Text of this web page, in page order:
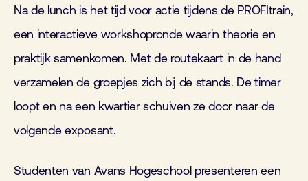
Na de lunch is het tijd voor actie tijdens de PROFItrain,
een interactieve workshopronde waarin theorie en
praktijk samenkomen. Met de routekaart in de hand
verzamelen de groepjes zich bij de stands. De timer
loopt en na een kwartier schuiven ze door naar de
volgende exposant.
Studenten van Avans Hogeschool presenteren een